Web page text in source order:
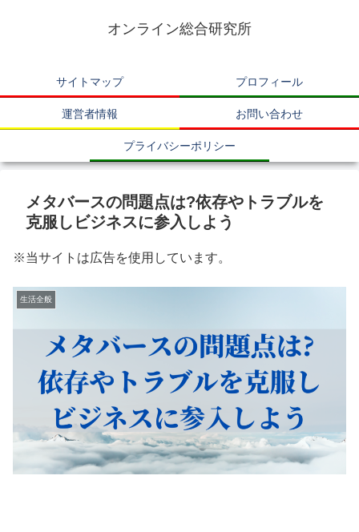
オンライン総合研究所
サイトマップ プロフィール
運営者情報 お問い合わせ
プライバシーポリシー
メタバースの問題点は?依存やトラブルを
克服しビジネスに参入しよう
※当サイトは広告を使用しています。
生活全般